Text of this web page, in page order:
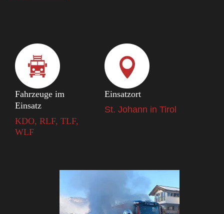
Fahrzeuge im
Einsatz
KDO, RLF, TLF,
WLF
Einsatzort
St. Johann in Tirol